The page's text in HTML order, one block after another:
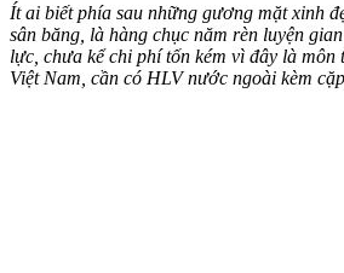
Ít ai biết phía sau những gương mặt xinh
sân băng, là hàng chục năm rèn luyện
lực, chưa kể chi phí tốn kém vì đây là
Việt Nam, cần có HLV nước ngoài kèm